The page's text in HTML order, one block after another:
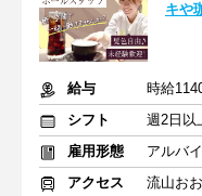
キや
給与
時給
シフト
雇用形態
アルバ
アクセス